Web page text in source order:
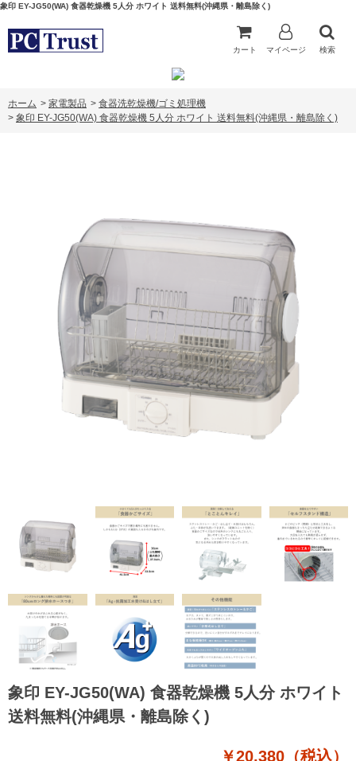
象印 EY-JG50(WA) 食器乾燥機 5人分 ホワイト 送料無料(沖縄県・離島除く)
カート マイページ 検索
ホーム > 家電製品 > 食器洗乾燥機/ゴミ処理機
> 象印 EY-JG50(WA) 食器乾燥機 5人分 ホワイト 送料無料(沖縄県・離島除く)
象印 EY-JG50(WA) 食器乾燥機 5人分 ホワイト
送料無料(沖縄県・離島除く)
￥20,380（税込）